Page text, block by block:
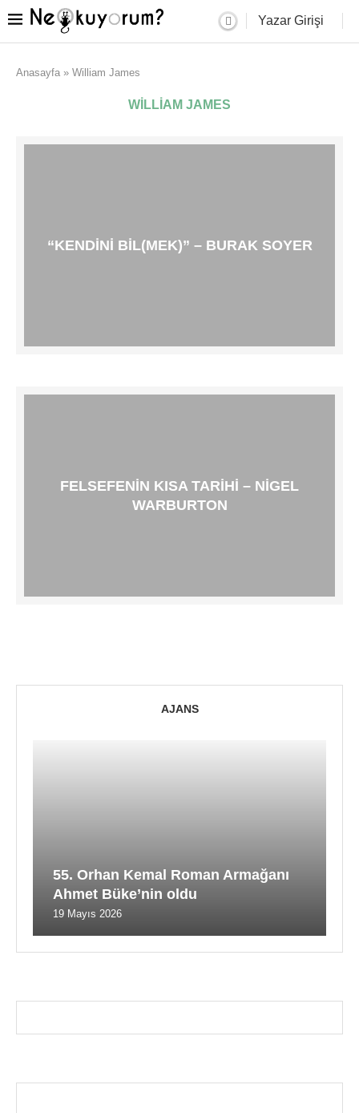
Yazar Girişi
Anasayfa » William James
WILLIAM JAMES
“KENDINI BIL(MEK)” – BURAK SOYER
FELSEFENIN KISA TARIHI – NIGEL
WARBURTON
AJANS
55. Orhan Kemal Roman Armağanı
Ahmet Büke’nin oldu
19 Mayıs 2026